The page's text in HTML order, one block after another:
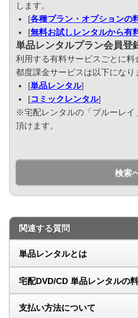
します。
[各種プラン・オプションの
[無料お試しレンタルから有
単品レンタルプラン会員登
利用する有料サービスごとに料
都度課金サービスは以下になり
[単品レンタル]
[コミックレンタル]
※宅配レンタルの「ブルーレイ
頂けます。
検索
関連する質問
単品レンタルとは
宅配DVD/CD 単品レンタルの
支払い方法について